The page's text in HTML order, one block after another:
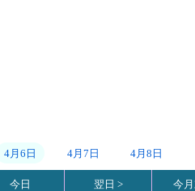
4月6日 4月7日 4月8日
今日 翌日 > 今